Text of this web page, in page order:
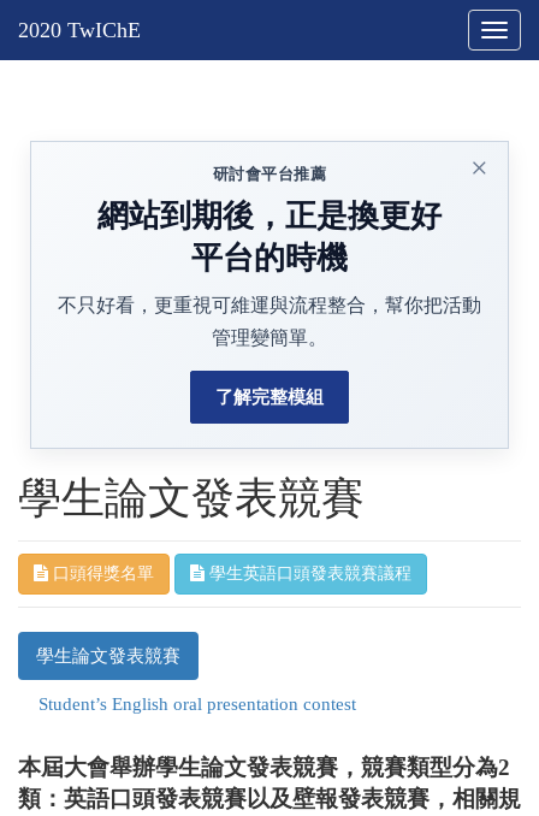
Toggle
×
研討會平台推薦
網站到期後，正是換更好
平台的時機
不只好看，更重視可維運與流程整合，幫你把活動
管理變簡單。
了解完整模組
學生論文發表競賽
口頭得獎名單 學生英語口頭發表競賽議程
學生論文發表競賽
Student’s English oral presentation contest
本屆大會舉辦學生論文發表競賽，競賽類型分為2
類：英語口頭發表競賽以及壁報發表競賽，相關規